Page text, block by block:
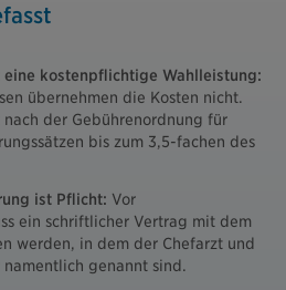
kostenpflichtige Wahlleistung:
übernehmen die Kosten nicht.
der Gebührenordnung für
bis zum 3,5-fachen des
ist Pflicht: Vor
ein schriftlicher Vertrag mit dem
werden, in dem der Chefarzt und
genannt sind.